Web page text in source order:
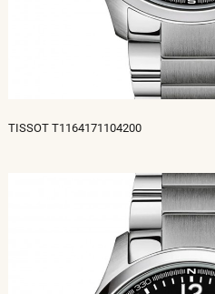
TISSOT T1164171104200